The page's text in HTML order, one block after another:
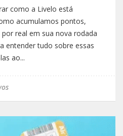
como a Livelo está
acumulamos pontos,
real em sua nova rodada
entender tudo sobre essas
ao...